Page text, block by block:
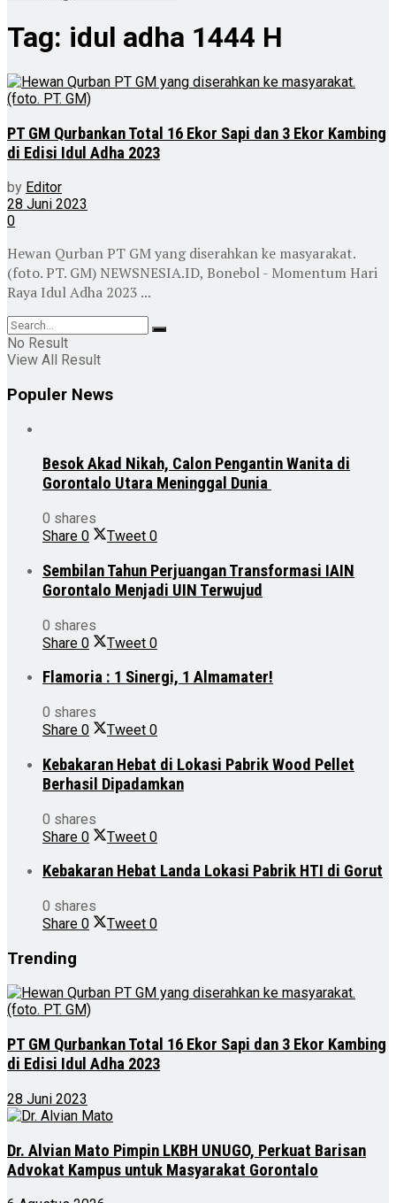
Tag: idul adha 1444 H
PT GM Qurbankan Total 16 Ekor Sapi dan 3 Ekor Kambing
di Edisi Idul Adha 2023
by Editor
28 Juni 2023
0
Hewan Qurban PT GM yang diserahkan ke masyarakat.
(foto. PT. GM) NEWSNESIA.ID, Bonebol - Momentum Hari
Raya Idul Adha 2023 ...
No Result
View All Result
Populer News
Besok Akad Nikah, Calon Pengantin Wanita di
Gorontalo Utara Meninggal Dunia
0 shares
Share 0 Tweet 0
Sembilan Tahun Perjuangan Transformasi IAIN
Gorontalo Menjadi UIN Terwujud
0 shares
Share 0 Tweet 0
Flamoria : 1 Sinergi, 1 Almamater!
0 shares
Share 0 Tweet 0
Kebakaran Hebat di Lokasi Pabrik Wood Pellet
Berhasil Dipadamkan
0 shares
Share 0 Tweet 0
Kebakaran Hebat Landa Lokasi Pabrik HTI di Gorut
0 shares
Share 0 Tweet 0
Trending
PT GM Qurbankan Total 16 Ekor Sapi dan 3 Ekor Kambing
di Edisi Idul Adha 2023
28 Juni 2023
Dr. Alvian Mato Pimpin LKBH UNUGO, Perkuat Barisan
Advokat Kampus untuk Masyarakat Gorontalo